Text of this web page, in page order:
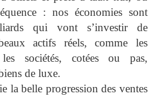
: nos économies sont
qui vont s’investir de
actifs réels, comme les
sociétés, cotées ou pas,
de luxe.
la belle progression des ventes